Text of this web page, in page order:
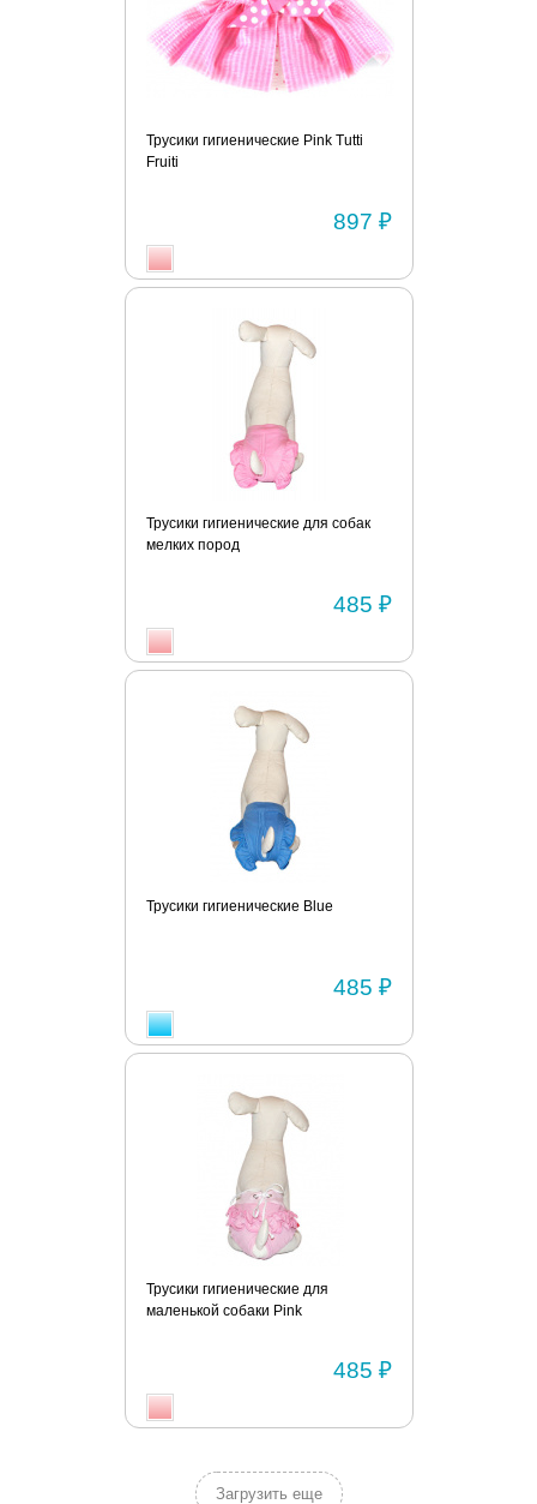
Трусики гигиенические Pink Tutti
Fruiti
897 ₽
Трусики гигиенические для собак
мелких пород
485 ₽
Трусики гигиенические Blue
485 ₽
Трусики гигиенические для
маленькой собаки Pink
485 ₽
Загрузить еще